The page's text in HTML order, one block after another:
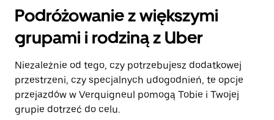
Podróżowanie z większymi
grupami i rodziną z Uber
Niezależnie od tego, czy potrzebujesz dodatkowej
przestrzeni, czy specjalnych udogodnień, te opcje
przejazdów w Verquigneul pomogą Tobie i Twojej
grupie dotrzeć do celu.